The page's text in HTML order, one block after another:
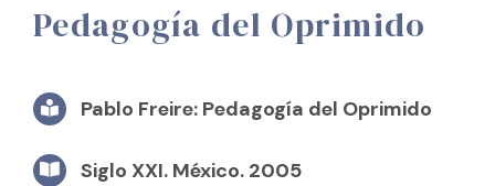
Pedagogía del Oprimido
Pablo Freire: Pedagogía del Oprimido
Siglo XXI. México. 2005